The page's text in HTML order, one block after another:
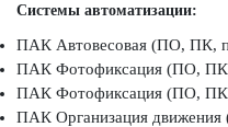
Системы автоматизации:
ПАК Автовесовая (ПО, ПК,
ПАК Фотофиксация (ПО, ПК,
ПАК Фотофиксация (ПО, ПК,
ПАК Организация